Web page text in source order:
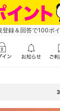
登録＆回答で100ポ